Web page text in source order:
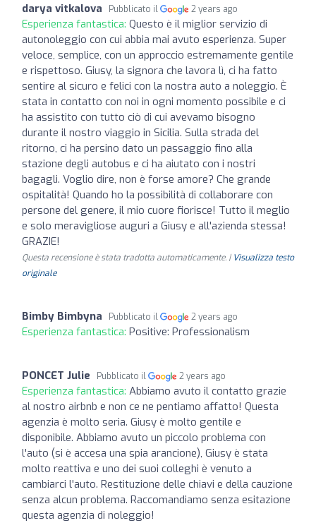
darya vitkalova Pubblicato il 2 years ago
Esperienza fantastica: Questo è il miglior servizio di
autonoleggio con cui abbia mai avuto esperienza. Super
veloce, semplice, con un approccio estremamente gentile
e rispettoso. Giusy, la signora che lavora lì, ci ha fatto
sentire al sicuro e felici con la nostra auto a noleggio. È
stata in contatto con noi in ogni momento possibile e ci
ha assistito con tutto ciò di cui avevamo bisogno
durante il nostro viaggio in Sicilia. Sulla strada del
ritorno, ci ha persino dato un passaggio fino alla
stazione degli autobus e ci ha aiutato con i nostri
bagagli. Voglio dire, non è forse amore? Che grande
ospitalità! Quando ho la possibilità di collaborare con
persone del genere, il mio cuore fiorisce! Tutto il meglio
e solo meravigliose auguri a Giusy e all'azienda stessa!
GRAZIE!
Questa recensione è stata tradotta automaticamente. | Visualizza testo
originale
Bimby Bimbyna Pubblicato il 2 years ago
Esperienza fantastica: Positive: Professionalism
PONCET Julie Pubblicato il 2 years ago
Esperienza fantastica: Abbiamo avuto il contatto grazie
al nostro airbnb e non ce ne pentiamo affatto! Questa
agenzia è molto seria. Giusy è molto gentile e
disponibile. Abbiamo avuto un piccolo problema con
l'auto (si è accesa una spia arancione), Giusy è stata
molto reattiva e uno dei suoi colleghi è venuto a
cambiarci l'auto. Restituzione delle chiavi e della cauzione
senza alcun problema. Raccomandiamo senza esitazione
questa agenzia di noleggio!